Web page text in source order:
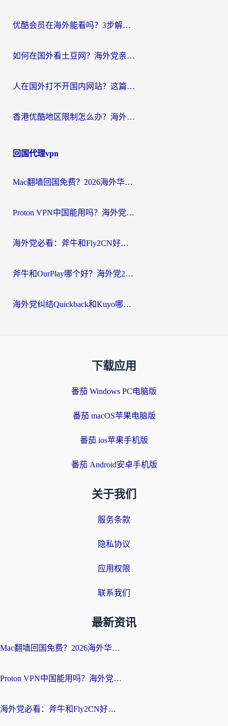
优酷会员在海外能看吗？3步解决海外追剧难题，附实测好用加速器推荐
如何在国外看土豆网？海外党亲测有效的追剧加速器选择指南
人在国外打不开国内网站？这篇攻略帮你无缝解锁国内资源（附交管12123使用技巧）
香港优酷地区限制怎么办？海外党亲测有效的追剧解决方案
回国代理vpn
Mac翻墙回国免费？2026海外华人亲测：从CCTV5直播到国内APP，这样选加速器才靠谱
Proton VPN中国能用吗？海外党选回国加速器的避坑指南（附番茄加速器实测）
海外党必看：斧牛和Fly2CN好用吗？3招教你选对回国加速器（附免费试用攻略）
斧牛和OurPlay哪个好？海外党2026亲测：选对加速器，国内资源秒加载
海外党纠结Quickback和Kuyo哪个好？选对回国加速器才能无缝刷国内资源
下载应用
番茄 Windows PC电脑版
番茄 macOS苹果电脑版
番茄 ios苹果手机版
番茄 Android安卓手机版
关于我们
服务条款
隐私协议
应用权限
联系我们
最新资讯
Mac翻墙回国免费？2026海外华人亲测：从CCTV5直播到国内APP，这样选加速器才靠谱
Proton VPN中国能用吗？海外党选回国加速器的避坑指南（附番茄加速器实测）
海外党必看：斧牛和Fly2CN好用吗？3招教你选对回国加速器（附免费试用攻略）